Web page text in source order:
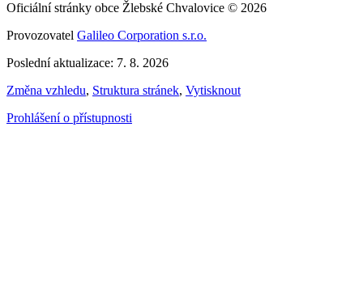
Oficiální stránky obce Žlebské Chvalovice © 2026
Provozovatel Galileo Corporation s.r.o.
Poslední aktualizace: 7. 8. 2026
Změna vzhledu, Struktura stránek, Vytisknout
Prohlášení o přístupnosti